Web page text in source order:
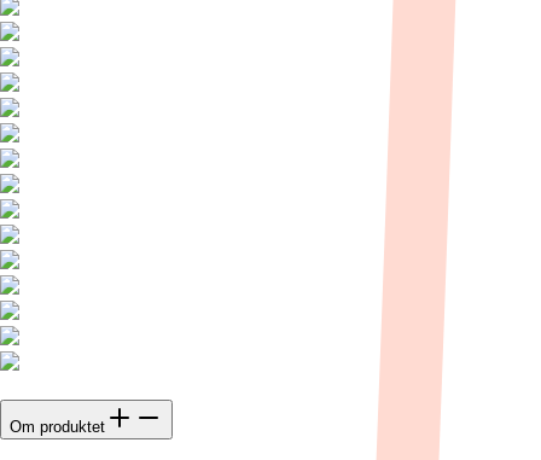
Om produktet